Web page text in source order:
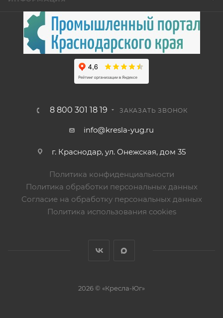
8 800 301 18 19 ЗАКАЗАТЬ ЗВОНОК
info@kresla-yug.ru
г. Краснодар, ул. Онежская, дом 35
Политика конфиденциальности
Политика обработки персональных данных
Согласие на обработку персональных данных
Политика использования cookies
2026 © «Кресла-Юг»